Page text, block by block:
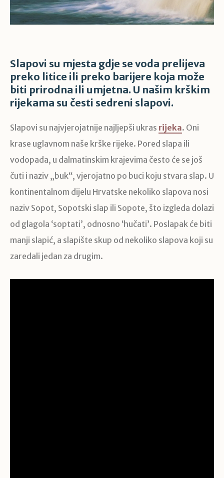
Slapovi su mjesta gdje se voda prelijeva
preko litice ili preko barijere koja može
biti prirodna ili umjetna. U našim krškim
rijekama su česti sedreni slapovi.
Slapovi su najvjerojatnije najljepši ukras rijeka. Oni
krase uglavnom naše krške rijeke. Pored slapa ili
vodopada, u dalmatinskim krajevima često će se još
čuti i naziv „buk“, vjerojatno po buci koju stvara slap. U
kontinentalnom dijelu Hrvatske nekoliko slapova nosi
naziv Sopot, Sopotski slap ili Sopote, što izgleda dolazi
od glagola ‘soptati’, odnosno ‘hučati’. Poslapak će biti
manji slapić, a slapište skup od nekoliko slapova koji su
zaredali jedan za drugim.